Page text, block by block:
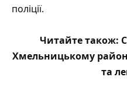
поліції.
Читайте також:
Хмельницькому
та